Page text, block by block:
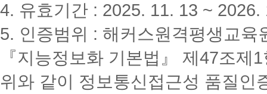
4. 유효기간 : 2025. 11. 13 ~ 2026.
5. 인증범위 : 해커스원격평생교육
『지능정보화 기본법』 제47조
위와 같이 정보통신접근성 품질인